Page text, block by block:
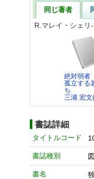
同じ著者
R.マレイ・シェ
絶対弱
孤立する
ち
三浦 宏
書誌詳細
タイトルコード
書誌種別
書名